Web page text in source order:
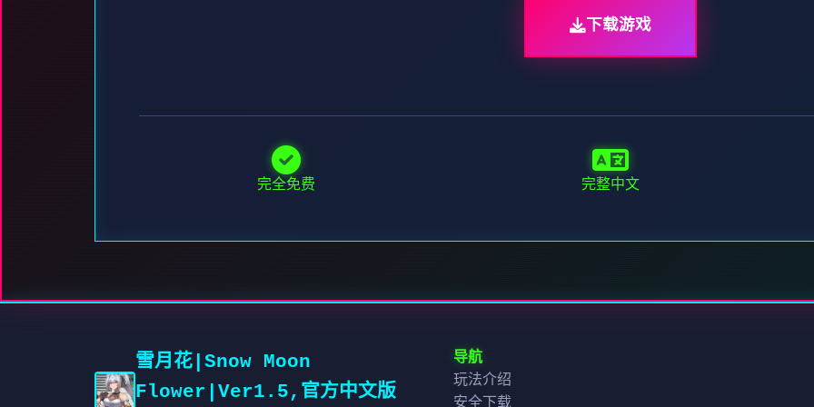
下载游戏
完全免费 完整中文
雪月花|Snow Moon
Flower|Ver1.5,官方中文版
导航
玩法介绍
安全下载